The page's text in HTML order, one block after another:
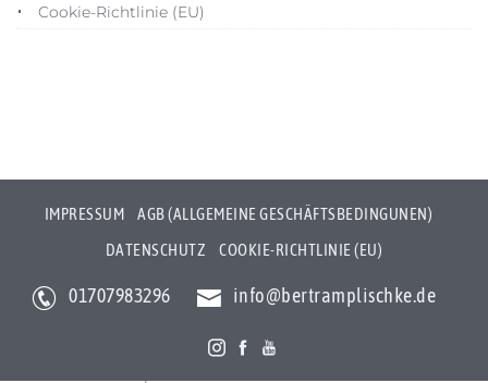
Cookie-Richtlinie (EU)
IMPRESSUM
AGB (ALLGEMEINE GESCHÄFTSBEDINGUNEN)
DATENSCHUTZ
COOKIE-RICHTLINIE (EU)
01707983296 info@bertramplischke.de
Bertram Plischke Individualfotografie